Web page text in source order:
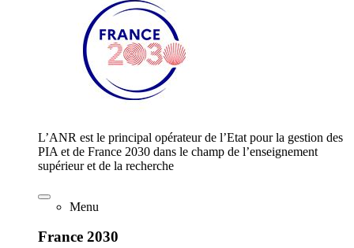
L’ANR est le principal opérateur de l’Etat pour la gestion des
PIA et de France 2030 dans le champ de l’enseignement
supérieur et de la recherche
Menu
France 2030